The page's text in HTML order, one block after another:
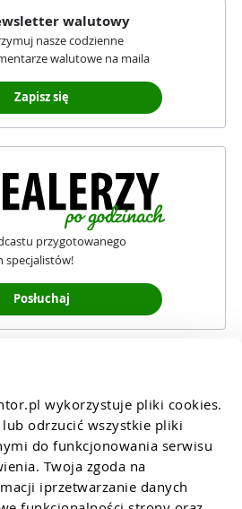
wykorzystuje pliki cookies.
lub odrzucić wszystkie pliki
do funkcjonowania serwisu
Twoja zgoda na
iprzetwarzanie danych
walutowy
nasze codzienne
walutowe na maila
Zapisz się
przygotowanego
specjalistów!
Posłuchaj